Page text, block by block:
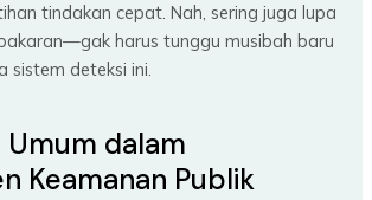
tindakan cepat. Nah, sering juga lupa
harus tunggu musibah baru
sistem deteksi ini.
Umum dalam
Keamanan Publik